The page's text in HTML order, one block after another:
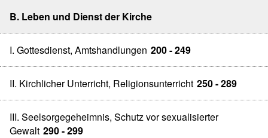
B. Leben und Dienst der Kirche
I. Gottesdienst, Amtshandlungen 200 - 249
II. Kirchlicher Unterricht, Religionsunterricht 250 - 289
III. Seelsorgegeheimnis, Schutz vor sexualisierter
Gewalt 290 - 299